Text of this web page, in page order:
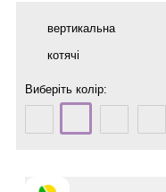
вертикальна
котячі
Виберіть колір: